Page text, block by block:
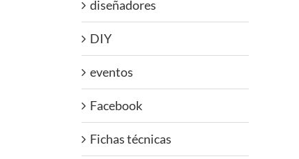
diseñadores
DIY
eventos
Facebook
Fichas técnicas